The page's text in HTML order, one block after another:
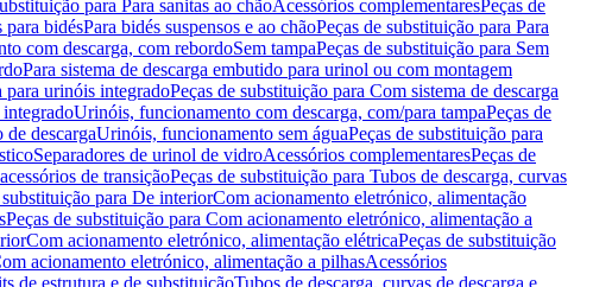
para Para sanitas ao chãoAcessórios complementaresPeças de
para bidésPara bidés suspensos e ao chãoPeças de substituição para Para
com descarga, com rebordoSem tampaPeças de substituição para Sem
Para sistema de descarga embutido para urinol ou com montagem
para urinóis integradoPeças de substituição para Com sistema de descarga
integradoUrinóis, funcionamento com descarga, com/para tampaPeças de
de descargaUrinóis, funcionamento sem águaPeças de substituição para
Separadores de urinol de vidroAcessórios complementaresPeças de
de transiçãoPeças de substituição para Tubos de descarga, curvas
substituição para De interiorCom acionamento eletrónico, alimentação
Peças de substituição para Com acionamento eletrónico, alimentação a
Com acionamento eletrónico, alimentação elétricaPeças de substituição
acionamento eletrónico, alimentação a pilhasAcessórios
de estrutura e de substituiçãoTubos de descarga, curvas de descarga e